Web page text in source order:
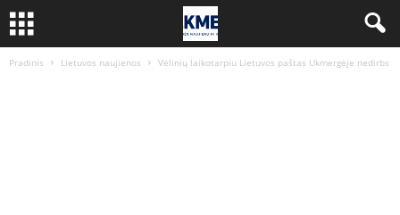
Pradinis Lietuvos naujienos Vėlinių laikotarpiu Lietuvos paštas Ukmergėje nedirbs